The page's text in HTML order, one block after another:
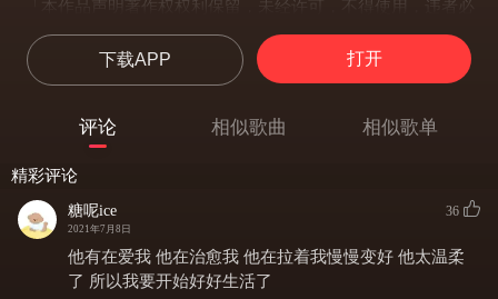
「本作品声明著作权权利保留，未经许可，不得使用，违者必
这么多年磕磕绊绊谢谢你陪我走过
谢谢你在我喜欢你的时候
一路走来分分合合傻话说了太多
就像是一首快乐的歌
偶尔虐心偶尔酸酸的
下载APP 打开
评论 相似歌曲 相似歌单
精彩评论
糖呢ice
2021年7月8日
36
他有在爱我 他在治愈我 他在拉着我慢慢变好 他太温柔
了 所以我要开始好好生活了